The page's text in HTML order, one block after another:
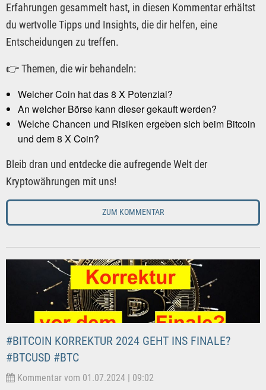
Erfahrungen gesammelt hast, in diesen Kommentar erhältst
du wertvolle Tipps und Insights, die dir helfen, eine
Entscheidungen zu treffen.
👉 Themen, die wir behandeln:
Welcher Coin hat das 8 X Potenzial?
An welcher Börse kann dieser gekauft werden?
Welche Chancen und Risiken ergeben sich beim Bitcoin
und dem 8 X Coin?
Bleib dran und entdecke die aufregende Welt der
Kryptowährungen mit uns!
ZUM KOMMENTAR
#BITCOIN KORREKTUR 2024 GEHT INS FINALE?
#BTCUSD #BTC
Kommentar vom 01.07.2024 | 09:02